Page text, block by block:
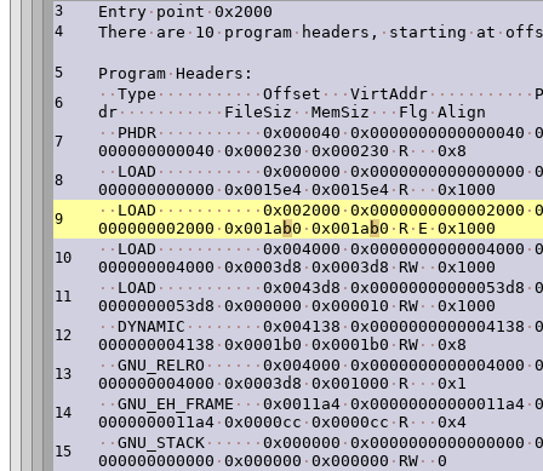
3
Entry · point · 0x2000
4 There · are · 10 · program · headers, · starting · at ·
5 Program · Headers:
6 · · Type · · · · · · · · · · · Offset · · · VirtAddr · · · · · · · · · · ·
dr · · · · · · · · · · · FileSiz · · MemSiz · · · Flg · Align
7 · · PHDR · · · · · · · · · · · 0x000040 · 0x0000000000000040 ·
000000000040 · 0x000230 · 0x000230 · R · · · 0x8
8 · · LOAD · · · · · · · · · · · 0x000000 · 0x0000000000000000 ·
000000000000 · 0x0015e4 · 0x0015e4 · R · · · 0x1000
9 · · LOAD · · · · · · · · · · · 0x002000 · 0x0000000000002000 ·
000000002000 · 0x001a b0 · 0x001a b0 · R · E · 0x1000
10 · · LOAD · · · · · · · · · · · 0x004000 · 0x0000000000004000 ·
000000004000 · 0x0003d8 · 0x0003d8 · RW · · 0x1000
11 · · LOAD · · · · · · · · · · · 0x0043d8 · 0x00000000000053d8 ·
0000000053d8 · 0x000000 · 0x000010 · RW · · 0x1000
12 · · DYNAMIC · · · · · · · · 0x004138 · 0x0000000000004138 ·
000000004138 · 0x0001b0 · 0x0001b0 · RW · · 0x8
13 · · GNU_RELRO · · · · · · 0x004000 · 0x0000000000004000 ·
000000004000 · 0x0003d8 · 0x001000 · R · · · 0x1
14 · · GNU_EH_FRAME · · · 0x0011a4 · 0x00000000000011a4 ·
0000000011a4 · 0x0000cc · 0x0000cc · R · · · 0x4
15 · · GNU_STACK · · · · · · 0x000000 · 0x0000000000000000 ·
000000000000 · 0x000000 · 0x000000 · RW · · 0